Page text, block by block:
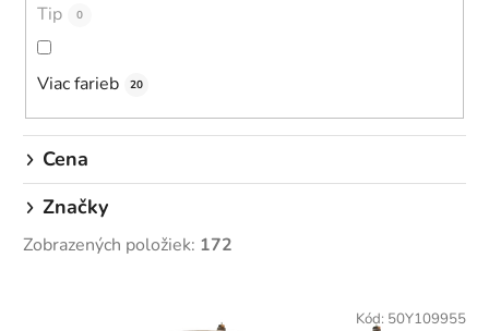
Tip 0
Viac farieb 20
Cena
Značky
Zobrazených položiek: 172
Kód: 50Y109955